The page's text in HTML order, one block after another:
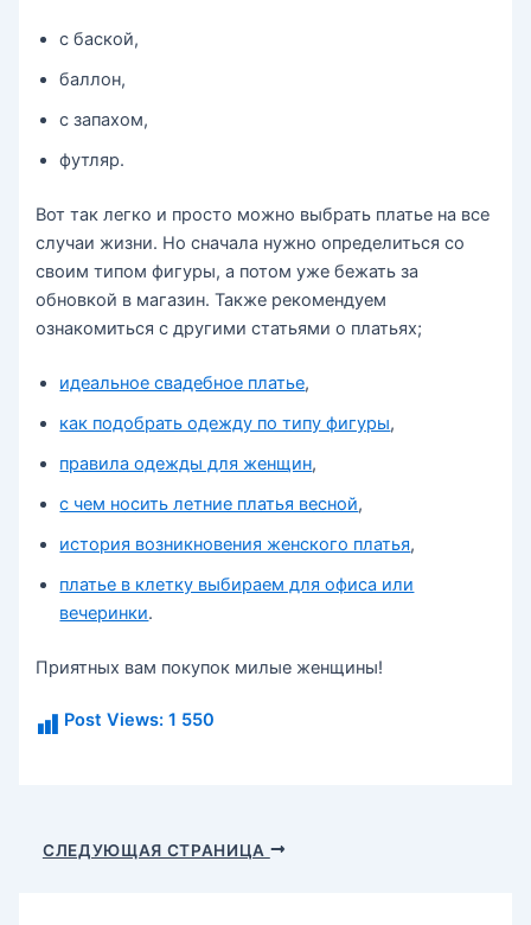
с баской,
баллон,
с запахом,
футляр.
Вот так легко и просто можно выбрать платье на все
случаи жизни. Но сначала нужно определиться со
своим типом фигуры, а потом уже бежать за
обновкой в магазин. Также рекомендуем
ознакомиться с другими статьями о платьях;
идеальное свадебное платье,
как подобрать одежду по типу фигуры,
правила одежды для женщин,
с чем носить летние платья весной,
история возникновения женского платья,
платье в клетку выбираем для офиса или
вечеринки.
Приятных вам покупок милые женщины!
Post Views: 1 550
СЛЕДУЮЩАЯ СТРАНИЦА